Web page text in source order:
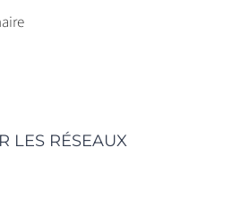
LES RÉSEAUX